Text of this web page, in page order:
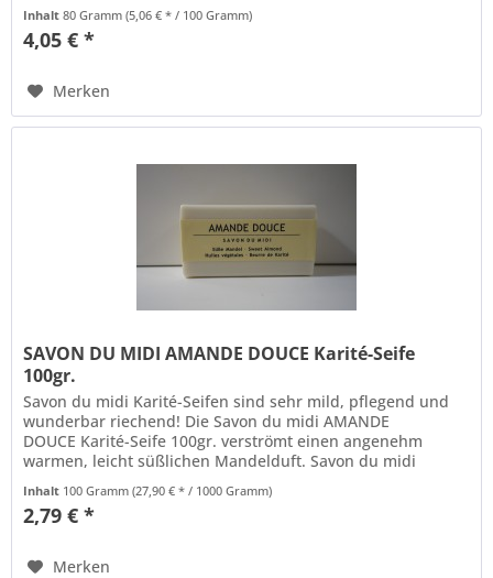
Inhalt80 Gramm(5,06 € * / 100 Gramm)
4,05 € *
Merken
SAVON DU MIDI AMANDE DOUCE Karité-Seife
100gr.
Savon du midi Karité-Seifen sind sehr mild, pflegend und
wunderbar riechend! Die Savon du midi AMANDE
DOUCE Karité-Seife 100gr. verströmt einen angenehm
warmen, leicht süßlichen Mandelduft. Savon du midi
Inhalt 100 Gramm(27,90 € * / 1000 Gramm)
2,79 € *
Merken